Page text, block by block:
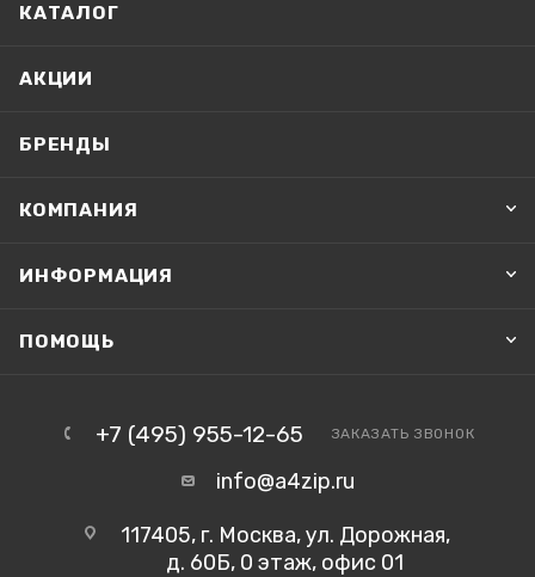
КАТАЛОГ
АКЦИИ
БРЕНДЫ
КОМПАНИЯ
ИНФОРМАЦИЯ
ПОМОЩЬ
+7 (495) 955-12-65 ЗАКАЗАТЬ ЗВОНОК
info@a4zip.ru
117405, г. Москва, ул. Дорожная,
д. 60Б, 0 этаж, офис 01